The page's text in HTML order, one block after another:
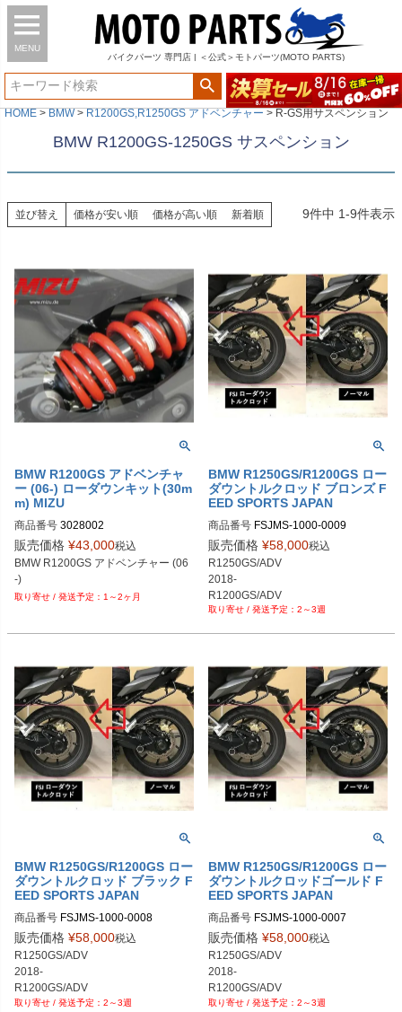
MENU
バイク パーツ 専門店 | ＜公式＞モトパーツ(MOTO PARTS)
HOME BMW R1200GS,R1250GS アドベンチャー R-GS用サスペンション
BMW R1200GS-1250GS サスペンション
並び替え 価格が安い順 価格が高い順 新着順 9件中 1-9件表示
BMW R1200GS アドベンチャ
ー (06-) ローダウンキット(30m
m) MIZU
商品番号 3028002
販売価格 ¥43,000税込
BMW R1200GS アドベンチャー (06
-)
1～2ヶ月
BMW R1250GS/R1200GS ロー
ダウントルクロッド ブロンズ F
EED SPORTS JAPAN
商品番号 FSJMS-1000-0009
販売価格 ¥58,000税込
R1250GS/ADV
2018-
R1200GS/ADV
2013-
2～3週
BMW R1250GS/R1200GS ロー
ダウントルクロッド ブラック F
EED SPORTS JAPAN
商品番号 FSJMS-1000-0008
販売価格 ¥58,000税込
R1250GS/ADV
2018-
R1200GS/ADV
2013-
2～3週
BMW R1250GS/R1200GS ロー
ダウントルクロッドゴールド F
EED SPORTS JAPAN
商品番号 FSJMS-1000-0007
販売価格 ¥58,000税込
R1250GS/ADV
2018-
R1200GS/ADV
2013-
2～3週